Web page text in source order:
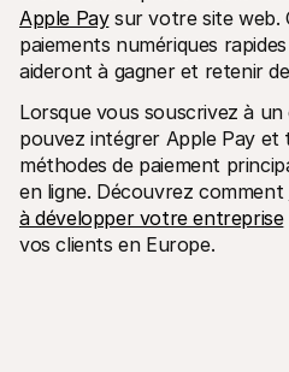
Apple Pay sur votre site web.
paiements numériques
aideront à gagner et retenir
Lorsque vous souscrivez à
pouvez intégrer Apple Pay et
méthodes de paiement
en ligne. Découvrez comment
à développer votre entreprise
vos clients en Europe.